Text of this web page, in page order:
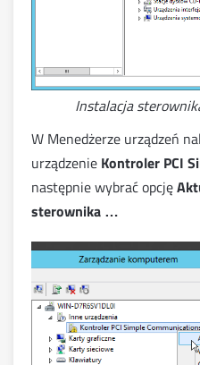
Instalacja
W Menedżerze urządzeń
urządzenie Kontroler PCI
następnie wybrać opcję
sterownika …